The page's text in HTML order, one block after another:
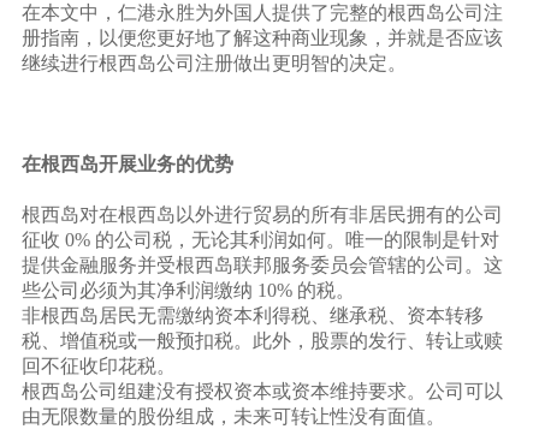
在本文中，仁港永胜为外国人提供了完整的根西岛公司注
册指南，以便您更好地了解这种商业现象，并就是否应该
继续进行根西岛公司注册做出更明智的决定。
在根西岛开展业务的优势
根西岛对在根西岛以外进行贸易的所有非居民拥有的公司
征收 0% 的公司税，无论其利润如何。唯一的限制是针对
提供金融服务并受根西岛联邦服务委员会管辖的公司。这
些公司必须为其净利润缴纳 10% 的税。
非根西岛居民无需缴纳资本利得税、继承税、资本转移
税、增值税或一般预扣税。此外，股票的发行、转让或赎
回不征收印花税。
根西岛公司组建没有授权资本或资本维持要求。公司可以
由无限数量的股份组成，未来可转让性没有面值。